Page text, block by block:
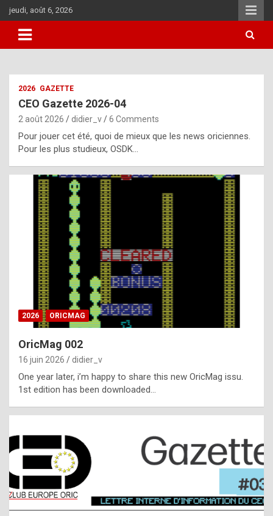
Skip
to
content
jeudi, août 6, 2026
i
u
l
y
d
i
ff
i
l
t
t
s
t
2026 GAZETTE
CEO Gazette 2026-04
2 août 2026 didier_v 6 Comments
Pour jouer cet été, quoi de mieux que les news oriciennes.
Pour les plus studieux, OSDK…
2026 ORICMAG
OricMag 002
16 juin 2026 didier_v
One year later, i’m happy to share this new OricMag issu.
1st edition has been downloaded…